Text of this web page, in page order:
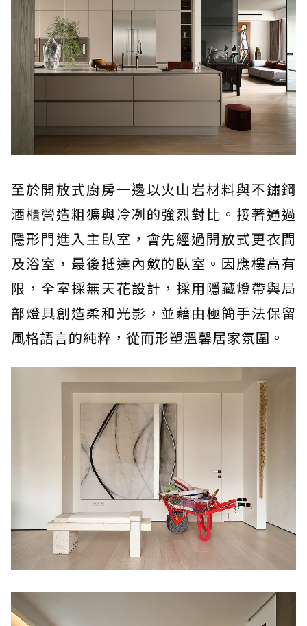
至於開放式廚房一邊以火山岩材料與不鏽鋼
酒櫃營造粗獷與冷冽的強烈對比。接著通過
隱形門進入主臥室，會先經過開放式更衣間
及浴室，最後抵達內斂的臥室。因應樓高有
限，全室採無天花設計，採用隱藏燈帶與局
部燈具創造柔和光影，並藉由極簡手法保留
風格語言的純粹，從而形塑溫馨居家氛圍。